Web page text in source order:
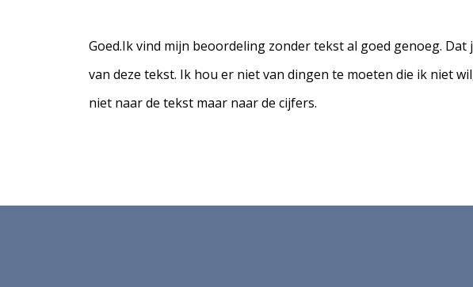
Goed.Ik vind mijn beoordeling zonder tekst al goed genoeg.
van deze tekst. Ik hou er niet van dingen te moeten die ik niet
niet naar de tekst maar naar de cijfers.